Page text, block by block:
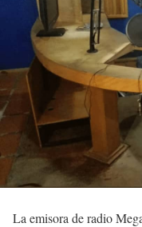
La emisora de radio